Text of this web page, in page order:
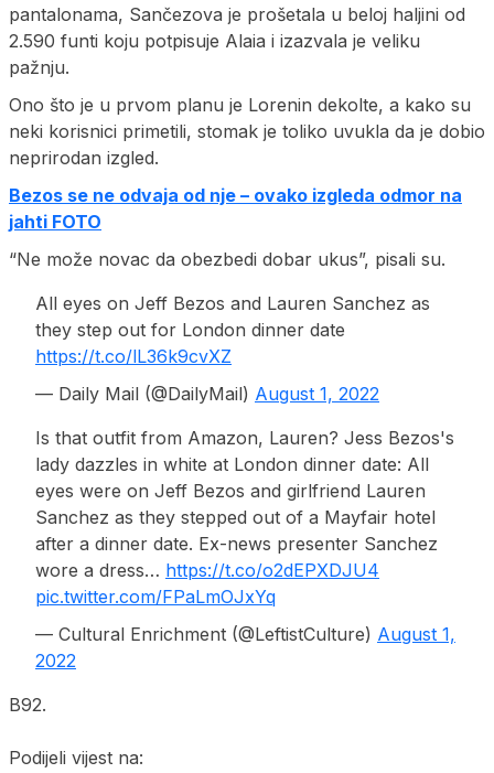
pantalonama, Sančezova je prošetala u beloj haljini od
2.590 funti koju potpisuje Alaia i izazvala je veliku
pažnju.
Ono što je u prvom planu je Lorenin dekolte, a kako su
neki korisnici primetili, stomak je toliko uvukla da je dobio
neprirodan izgled.
Bezos se ne odvaja od nje – ovako izgleda odmor na
jahti FOTO
“Ne može novac da obezbedi dobar ukus”, pisali su.
All eyes on Jeff Bezos and Lauren Sanchez as
they step out for London dinner date
https://t.co/lL36k9cvXZ
— Daily Mail (@DailyMail) August 1, 2022
Is that outfit from Amazon, Lauren? Jess Bezos's
lady dazzles in white at London dinner date: All
eyes were on Jeff Bezos and girlfriend Lauren
Sanchez as they stepped out of a Mayfair hotel
after a dinner date. Ex-news presenter Sanchez
wore a dress… https://t.co/o2dEPXDJU4
pic.twitter.com/FPaLmOJxYq
— Cultural Enrichment (@LeftistCulture) August 1,
2022
B92.
Podijeli vijest na: